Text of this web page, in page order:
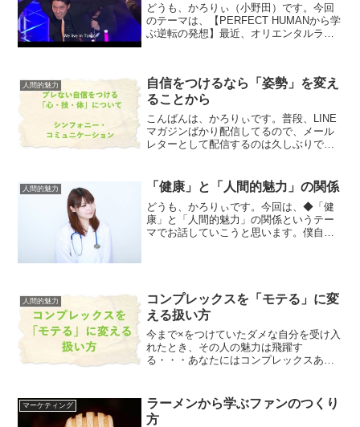
どうも、かろりぃ（小野田）です。今回
のテーマは、【PERFECT HUMANから学
ぶ逆転の発想】最近、オリエンタルラジ
人間的魅力
自信をつけるなら「姿勢」を変え
ることから
こんばんは、かろりぃです。普段、LINE
マガジンばかり配信してるので、メール
レターとして配信するのは久しぶりで
→（もしくはLINEID「＠carory」で＠マ
ークも含...
人間的魅力 「健康」と「人間的魅力」の関係
どうも、かろりぃです。今回は、◆「健
康」と「人間的魅力」の関係というテー
マでお話していこうと思います。僕自
人間的魅力
コンプレックスを「モテる」に変
える扱い方
今まで×をつけていたダメな自分を受け入
れたとき、その人の魅力は飛躍す
る・・・あなたにはコンプレックスあり
だってあります。僕にもありますし、友
達にもあるだろうし、昨日すれ...
マーケティング
ラーメンから学ぶファンのつくり
方